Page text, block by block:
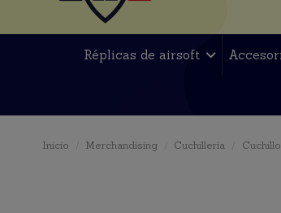
Réplicas de airsoft
Inicio Merchandising Cuchilleria